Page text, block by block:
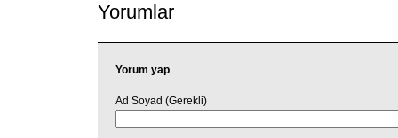
Yorumlar
Yorum yap
Ad Soyad (Gerekli)